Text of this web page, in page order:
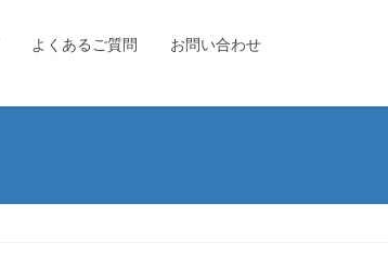
よくあるご質問 お問い合わせ